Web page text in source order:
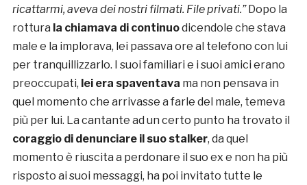
ricattarmi, aveva dei nostri filmati. File privati.” Dopo la
rottura la chiamava di continuodicendole che stava
male e la implorava, lei passava ore al telefono con lui
per tranquillizzarlo. I suoi familiari e i suoi amici erano
preoccupati, lei era spaventava ma non pensava in
quel momento che arrivasse a farle del male, temeva
più per lui. La cantante ad un certo punto ha trovato il
coraggio di denunciare il suo stalker, da quel
momento è riuscita a perdonare il suo ex e non ha più
risposto ai suoi messaggi, ha poi invitato tutte le